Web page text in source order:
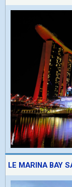
LE MARINA BAY